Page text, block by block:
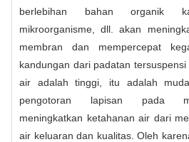
berlebihan bahan organik
mikroorganisme, dll. akan
membran dan mempercepat
kandungan dari padatan
air adalah tinggi, itu adalah
pengotoran lapisan pada
meningkatkan ketahanan air dari
air keluaran dan kualitas. Oleh